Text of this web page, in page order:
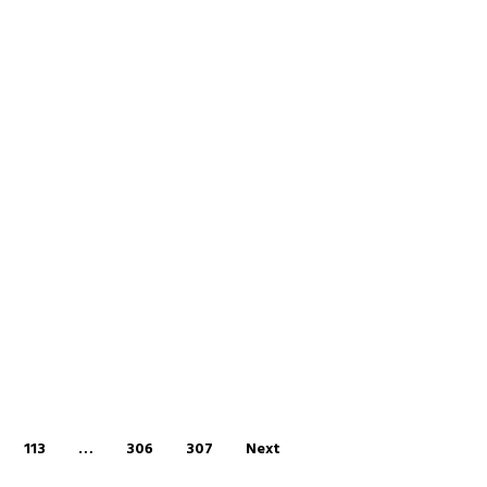
113 … 306 307 Next